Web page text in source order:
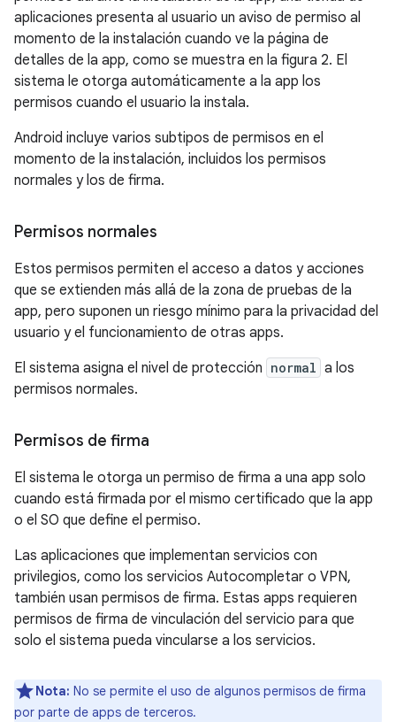
aplicaciones presenta al usuario un aviso de permiso al
momento de la instalación cuando ve la página de
detalles de la app, como se muestra en la figura 2. El
sistema le otorga automáticamente a la app los
permisos cuando el usuario la instala.
Android incluye varios subtipos de permisos en el
momento de la instalación, incluidos los permisos
normales y los de firma.
Permisos normales
Estos permisos permiten el acceso a datos y acciones
que se extienden más allá de la zona de pruebas de la
app, pero suponen un riesgo mínimo para la privacidad del
usuario y el funcionamiento de otras apps.
El sistema asigna el nivel de protección normal a los
permisos normales.
Permisos de firma
El sistema le otorga un permiso de firma a una app solo
cuando está firmada por el mismo certificado que la app
o el SO que define el permiso.
Las aplicaciones que implementan servicios con
privilegios, como los servicios Autocompletar o VPN,
también usan permisos de firma. Estas apps requieren
permisos de firma de vinculación del servicio para que
solo el sistema pueda vincularse a los servicios.
Nota: No se permite el uso de algunos permisos de firma
por parte de apps de terceros.